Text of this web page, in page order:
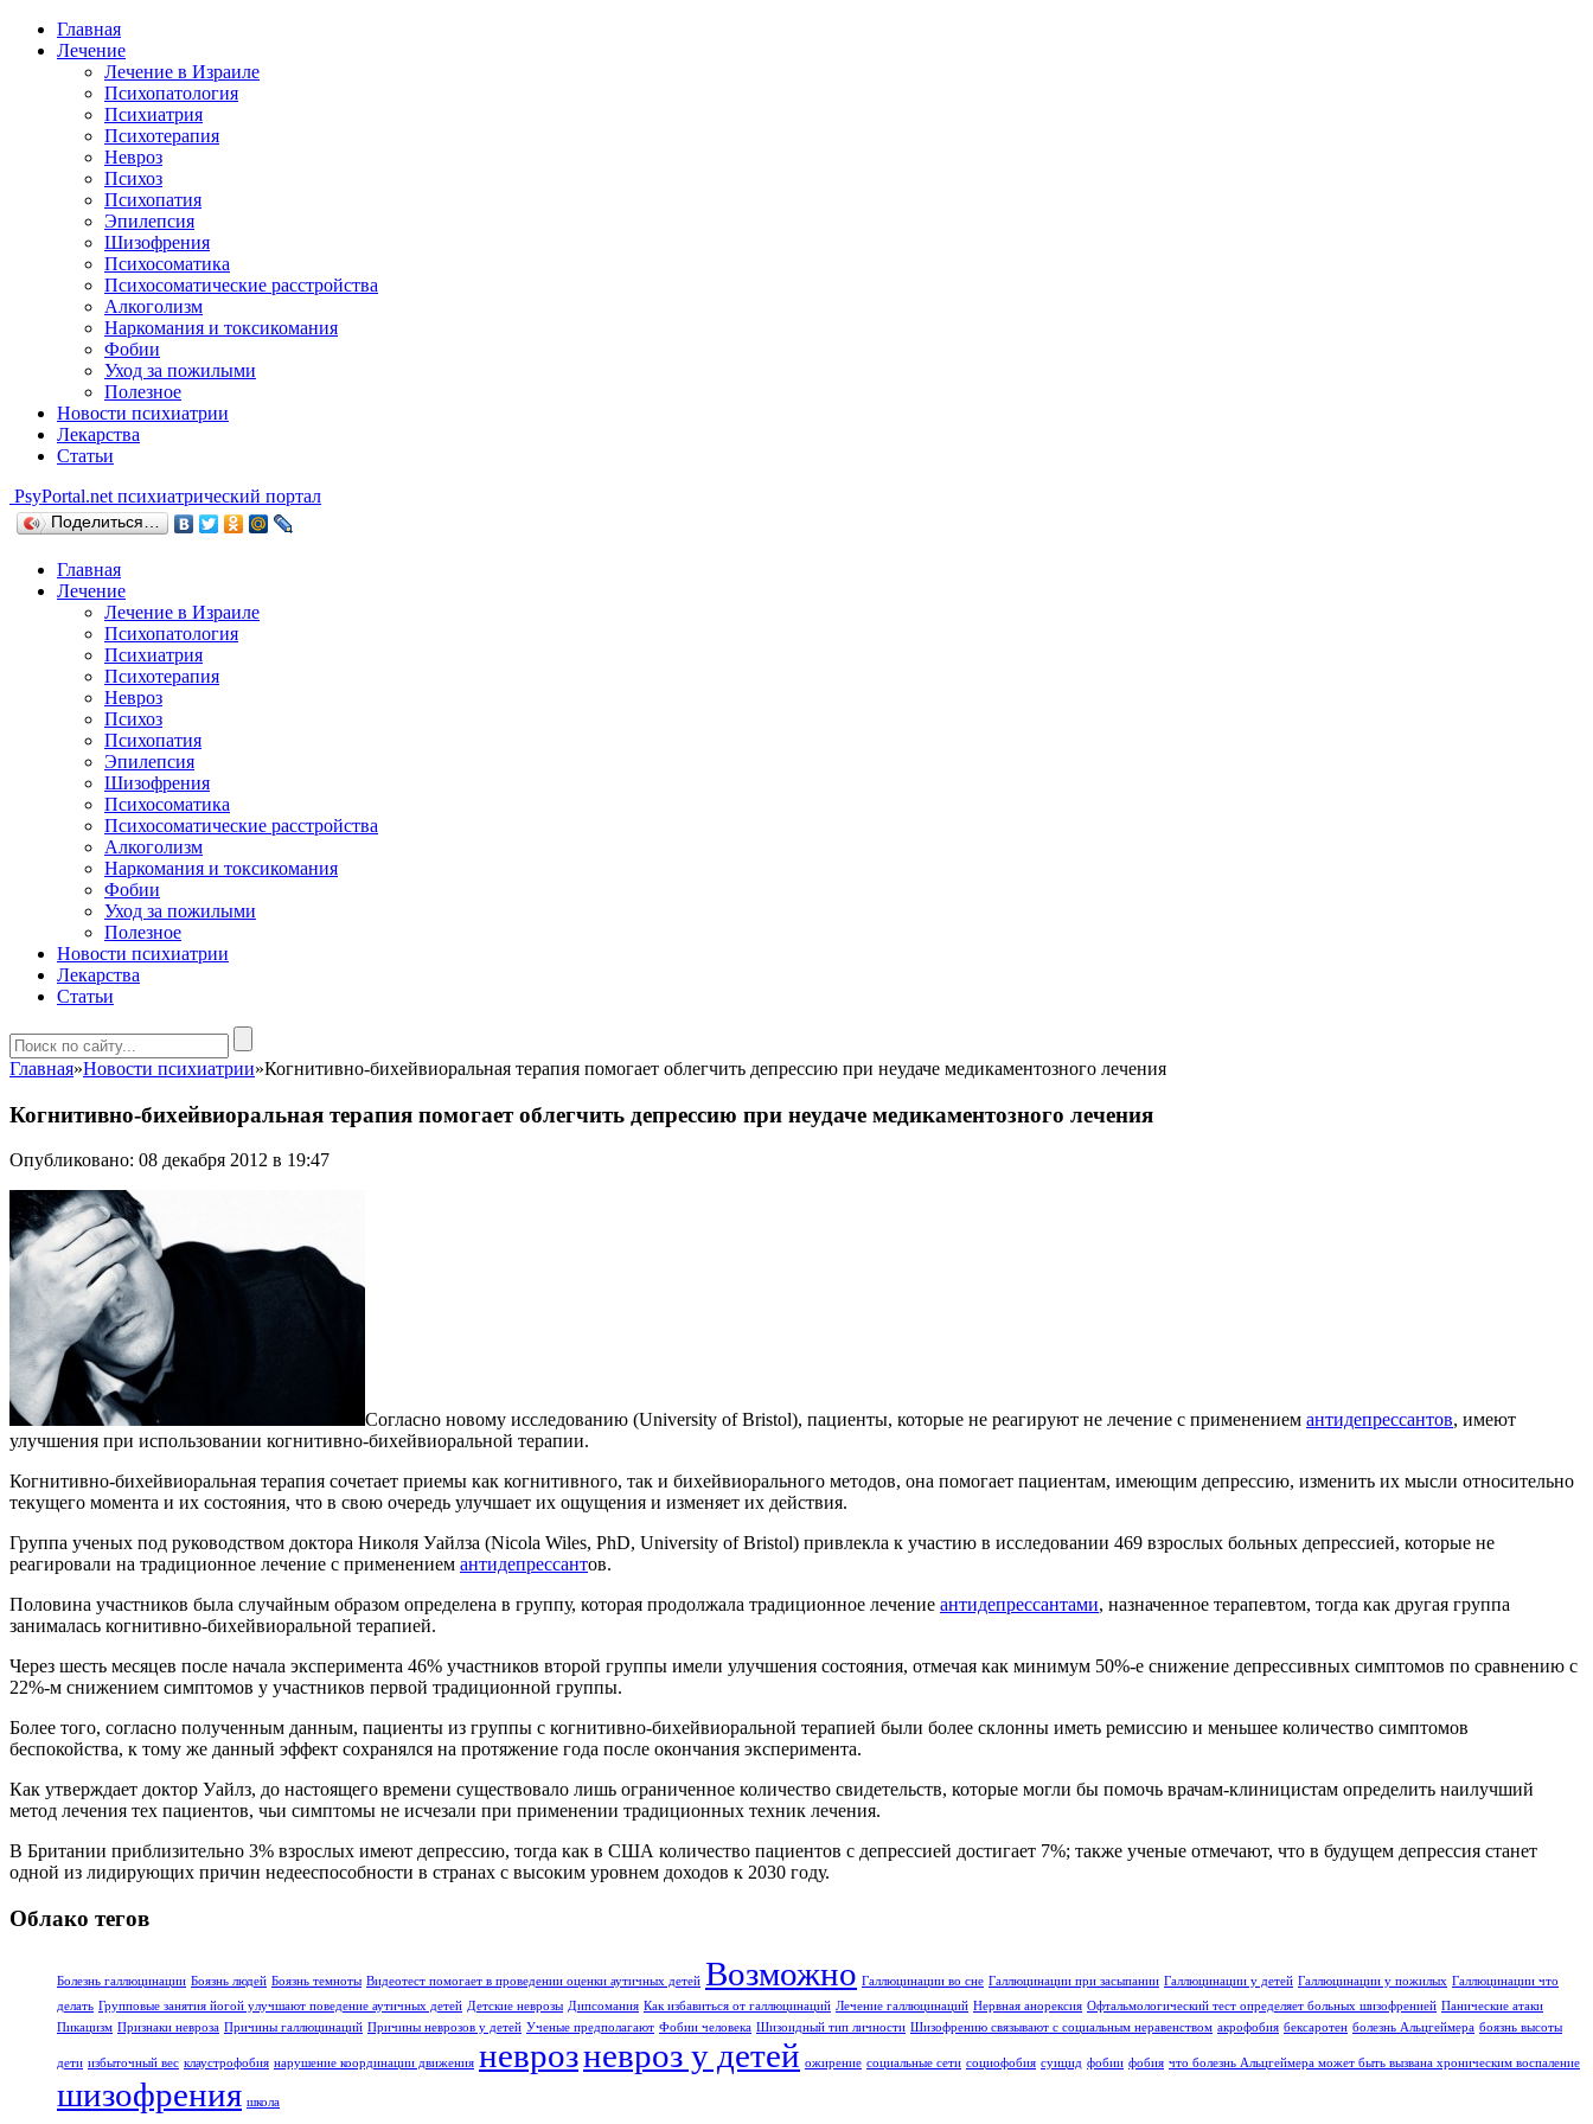
Главная
Лечение
Лечение в Израиле
Психопатология
Психиатрия
Психотерапия
Невроз
Психоз
Психопатия
Эпилепсия
Шизофрения
Психосоматика
Психосоматические расстройства
Алкоголизм
Наркомания и токсикомания
Фобии
Уход за пожилыми
Полезное
Новости психиатрии
Лекарства
Статьи
PsyPortal.net психиатрический портал
Поделиться…
Главная
Лечение
Лечение в Израиле
Психопатология
Психиатрия
Психотерапия
Невроз
Психоз
Психопатия
Эпилепсия
Шизофрения
Психосоматика
Психосоматические расстройства
Алкоголизм
Наркомания и токсикомания
Фобии
Уход за пожилыми
Полезное
Новости психиатрии
Лекарства
Статьи
Главная»Новости психиатрии»Когнитивно-бихейвиоральная терапия помогает облегчить депрессию при неудаче медикаментозного лечения
Когнитивно-бихейвиоральная терапия помогает облегчить депрессию при неудаче медикаментозного лечения
Опубликовано: 08 декабря 2012 в 19:47
Согласно новому исследованию (University of Bristol), пациенты, которые не реагируют не лечение с применением антидепрессантов, имеют
улучшения при использовании когнитивно-бихейвиоральной терапии.
Когнитивно-бихейвиоральная терапия сочетает приемы как когнитивного, так и бихейвиорального методов, она помогает пациентам, имеющим депрессию, изменить их мысли относительно
текущего момента и их состояния, что в свою очередь улучшает их ощущения и изменяет их действия.
Группа ученых под руководством доктора Николя Уайлза (Nicola Wiles, PhD, University of Bristol) привлекла к участию в исследовании 469 взрослых больных депрессией, которые не
реагировали на традиционное лечение с применением антидепрессантов.
Половина участников была случайным образом определена в группу, которая продолжала традиционное лечение антидепрессантами, назначенное терапевтом, тогда как другая группа
занималась когнитивно-бихейвиоральной терапией.
Через шесть месяцев после начала эксперимента 46% участников второй группы имели улучшения состояния, отмечая как минимум 50%-е снижение депрессивных симптомов по сравнению с
22%-м снижением симптомов у участников первой традиционной группы.
Более того, согласно полученным данным, пациенты из группы с когнитивно-бихейвиоральной терапией были более склонны иметь ремиссию и меньшее количество симптомов
беспокойства, к тому же данный эффект сохранялся на протяжение года после окончания эксперимента.
Как утверждает доктор Уайлз, до настоящего времени существовало лишь ограниченное количество свидетельств, которые могли бы помочь врачам-клиницистам определить наилучший
метод лечения тех пациентов, чьи симптомы не исчезали при применении традиционных техник лечения.
В Британии приблизительно 3% взрослых имеют депрессию, тогда как в США количество пациентов с депрессией достигает 7%; также ученые отмечают, что в будущем депрессия станет
одной из лидирующих причин недееспособности в странах с высоким уровнем доходов к 2030 году.
Облако тегов
Болезнь галлюцинации Боязнь людей Боязнь темноты Видеотест помогает в проведении оценки аутичных детей Возможно Галлюцинации во сне Галлюцинации при засыпании Галлюцинации у детей Галлюцинации у пожилых Галлюцинации что
делать Групповые занятия йогой улучшают поведение аутичных детей Детские неврозы Дипсомания Как избавиться от галлюцинаций Лечение галлюцинаций Нервная анорексия Офтальмологический тест определяет больных шизофренией Панические атаки
Пикацизм Признаки невроза Причины галлюцинаций Причины неврозов у детей Ученые предполагают Фобии человека Шизоидный тип личности Шизофрению связывают с социальным неравенством акрофобия бексаротен болезнь Альцгеймера боязнь высоты
дети избыточный вес клаустрофобия нарушение координации движения неврозневроз у детей ожирение социальные сети социофобия суицид фобии фобия что болезнь Альцгеймера может быть вызвана хроническим воспаление
шизофрения школа